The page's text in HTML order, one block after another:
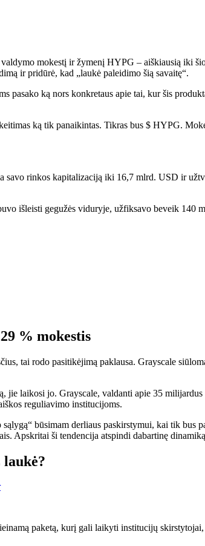
mokestį ir žymenį HYPG – aiškiausią iki
ir pridūrė, kad „laukė paleidimo šią savaitę“.
pasako ką nors konkretaus apie tai, kur šis
ką tik panaikintas. Tikras bus $ HYPG.
rinkos kapitalizaciją iki 16,7 mlrd. USD ir
išleisti gegužės viduryje, užfiksavo beveik 140
% mokestis
tai rodo pasitikėjimą paklausa. Grayscale
jie laikosi jo. Grayscale, valdanti apie 35
reguliavimo institucijoms.
būsimam derliaus paskirstymui, kai tik bus
Apskritai ši tendencija atspindi dabartinę
paketą, kurį gali laikyti institucijų